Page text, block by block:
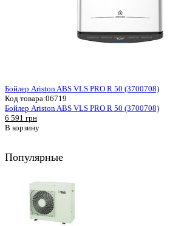
Бойлер Ariston ABS VLS PRO R 50 (3700708)
Код товара:06719
Бойлер Ariston ABS VLS PRO R 50 (3700708)
6 591 грн
В корзину
Популярные